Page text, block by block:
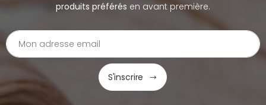
produits préférés en avant première.
S'inscrire